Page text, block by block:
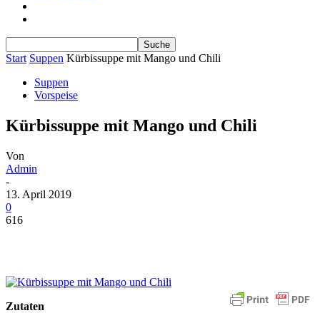
Start Suppen Kürbissuppe mit Mango und Chili
Suppen
Vorspeise
Kürbissuppe mit Mango und Chili
Von
Admin
-
13. April 2019
0
616
Zutaten